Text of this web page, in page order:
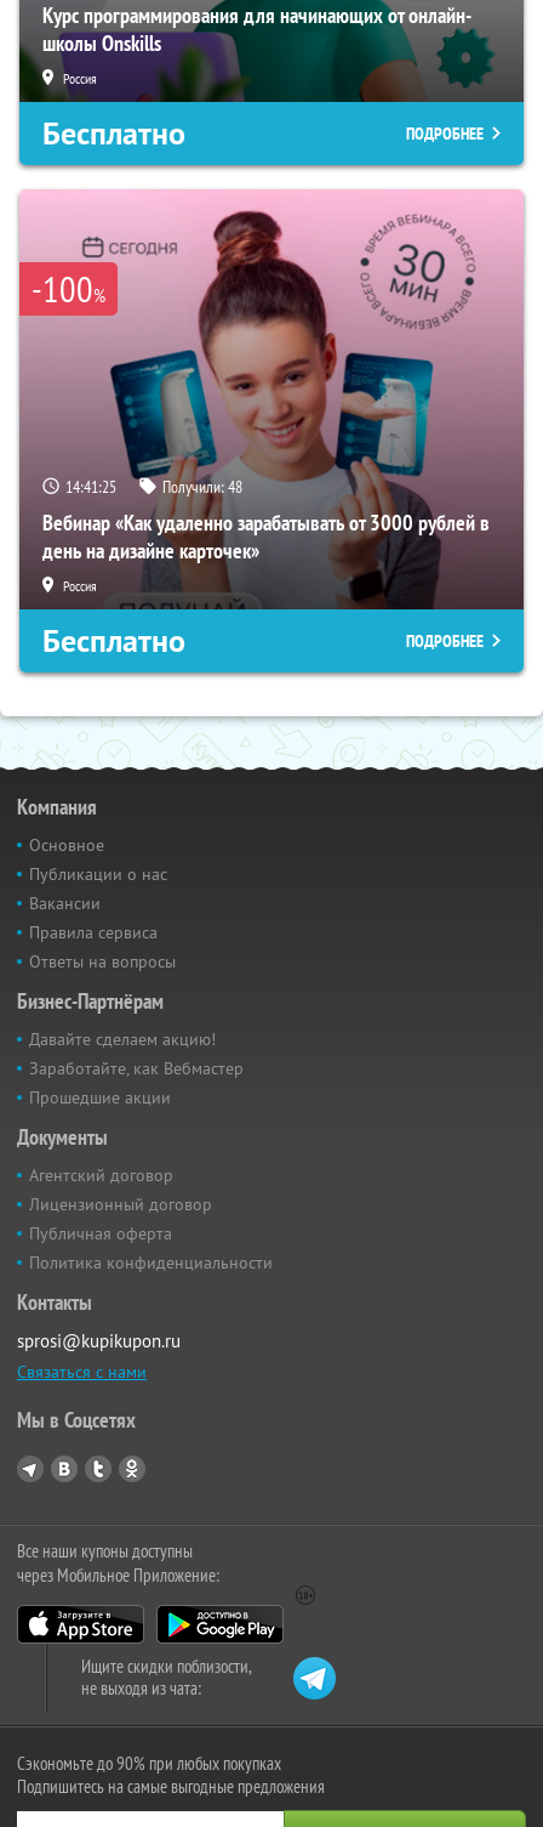
Курс программирования для начинающих от онлайн-
школы Onskills
Россия
Бесплатно ПОДРОБНЕЕ
-100%
14:41:24 Получили:48
Вебинар «Как удаленно зарабатывать от 3000 рублей в
день на дизайне карточек»
Россия
Бесплатно ПОДРОБНЕЕ
Компания
Основное
Публикации о нас
Вакансии
Правила сервиса
Ответы на вопросы
Бизнес-Партнёрам
Давайте сделаем акцию!
Заработайте, как Вебмастер
Прошедшие акции
Документы
Агентский договор
Лицензионный договор
Публичная оферта
Политика конфиденциальности
Контакты
sprosi@kupikupon.ru
Связаться с нами
Мы в Соцсетях
Все наши купоны доступны
через Мобильное Приложение:
Ищите скидки поблизости,
не выходя из чата:
Сэкономьте до 90% при любых покупках
Подпишитесь на самые выгодные предложения